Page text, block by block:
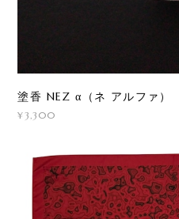
塗香 NEZ α（ネ アルファ）
¥3,300